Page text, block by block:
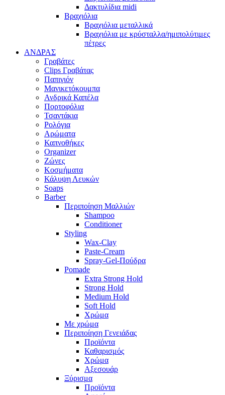
Δακτυλίδια midi
Βραχιόλια
Βραχιόλια μεταλλικά
Βραχιόλια με κρύσταλλα/ημιπολύτιμες
πέτρες
ΑΝΔΡΑΣ
Γραβάτες
Clips Γραβάτας
Παπιγιόν
Μανικετόκουμπα
Ανδρικά Καπέλα
Πορτοφόλια
Τσαντάκια
Ρολόγια
Αρώματα
Καπνοθήκες
Organizer
Ζώνες
Κοσμήματα
Κάλυψη Λευκών
Soaps
Barber
Περιποίηση Μαλλιών
Shampoo
Conditioner
Styling
Wax-Clay
Paste-Cream
Spray-Gel-Πούδρα
Pomade
Extra Strong Hold
Strong Hold
Medium Hold
Soft Hold
Χρώμα
Με χρώμα
Περιποίηση Γενειάδας
Προϊόντα
Καθαρισμός
Χρώμα
Αξεσουάρ
Ξύρισμα
Προϊόντα